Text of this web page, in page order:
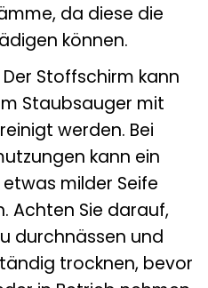
da diese die
können.
Stoffschirm kann
Staubsauger mit
werden. Bei
kann ein
milder Seife
Achten Sie darauf,
durchnässen und
trocknen, bevor